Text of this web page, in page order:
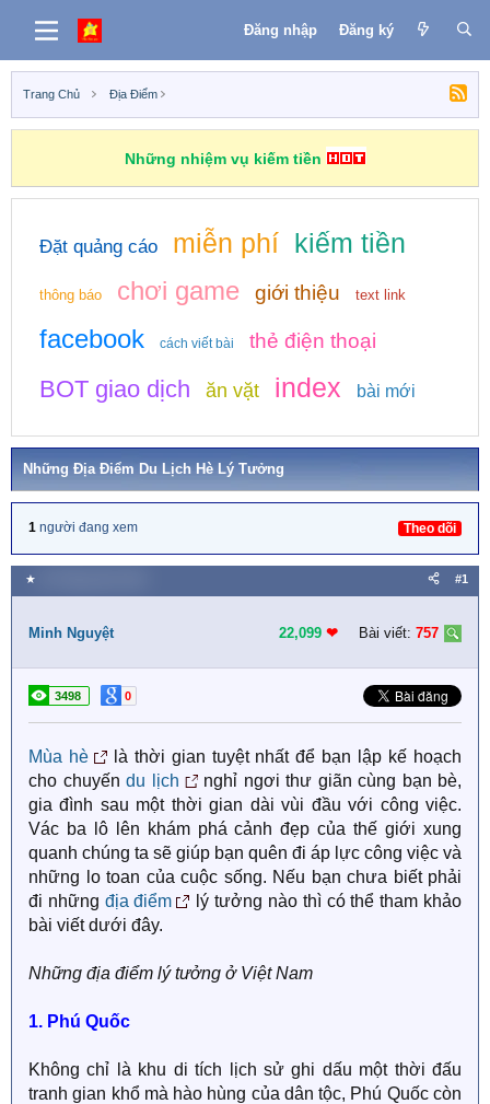
Đăng nhập Đăng ký
Trang Chủ Địa Điểm
Những nhiệm vụ kiếm tiền
Đặt quảng cáo miễn phí kiếm tiền
thông báo chơi game giới thiệu text link
facebook cách viết bài thẻ điện thoại
BOT giao dịch ăn vặt index bài mới
Những Địa Điểm Du Lịch Hè Lý Tưởng
1 người đang xem Theo dõi
★ #1
Minh Nguyệt 22,099 ❤︎ Bài viết: 757
3498 0
Mùa hè
là thời gian tuyệt nhất để bạn lập kế hoạch
cho chuyến du lịch
nghỉ ngơi thư giãn cùng bạn bè,
gia đình sau một thời gian dài vùi đầu với công việc.
Vác ba lô lên khám phá cảnh đẹp của thế giới xung
quanh chúng ta sẽ giúp bạn quên đi áp lực công việc và
những lo toan của cuộc sống. Nếu bạn chưa biết phải
đi những địa điểm
lý tưởng nào thì có thể tham khảo
bài viết dưới đây.
Những địa điểm lý tưởng ở Việt Nam
1. Phú Quốc
Không chỉ là khu di tích lịch sử ghi dấu một thời đấu
tranh gian khổ mà hào hùng của dân tộc, Phú Quốc còn